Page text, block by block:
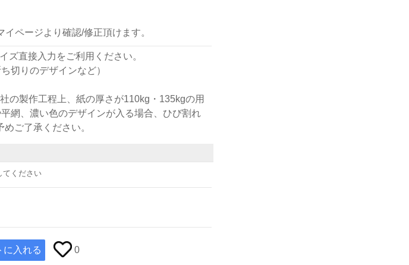
ページより確認/修正頂けます。
ズ直接入力をご利用ください。
切りのデザインなど）
の製作工程上、紙の厚さが110kg・135kgの用
網、濃い色のデザインが入る場合、ひび割れ
ご了承ください。
ください
に入れる 0